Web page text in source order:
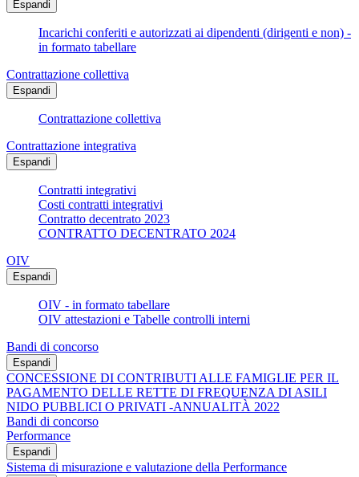
Espandi
Incarichi conferiti e autorizzati ai dipendenti (dirigenti e non) -
in formato tabellare
Contrattazione collettiva
Espandi
Contrattazione collettiva
Contrattazione integrativa
Espandi
Contratti integrativi
Costi contratti integrativi
Contratto decentrato 2023
CONTRATTO DECENTRATO 2024
OIV
Espandi
OIV - in formato tabellare
OIV attestazioni e Tabelle controlli interni
Bandi di concorso
Espandi
CONCESSIONE DI CONTRIBUTI ALLE FAMIGLIE PER IL
PAGAMENTO DELLE RETTE DI FREQUENZA DI ASILI
NIDO PUBBLICI O PRIVATI -ANNUALITÀ 2022
Bandi di concorso
Performance
Espandi
Sistema di misurazione e valutazione della Performance